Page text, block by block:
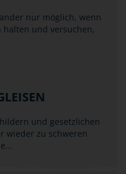
nur möglich, wenn
halten und versuchen,
und gesetzlichen
wieder zu schweren